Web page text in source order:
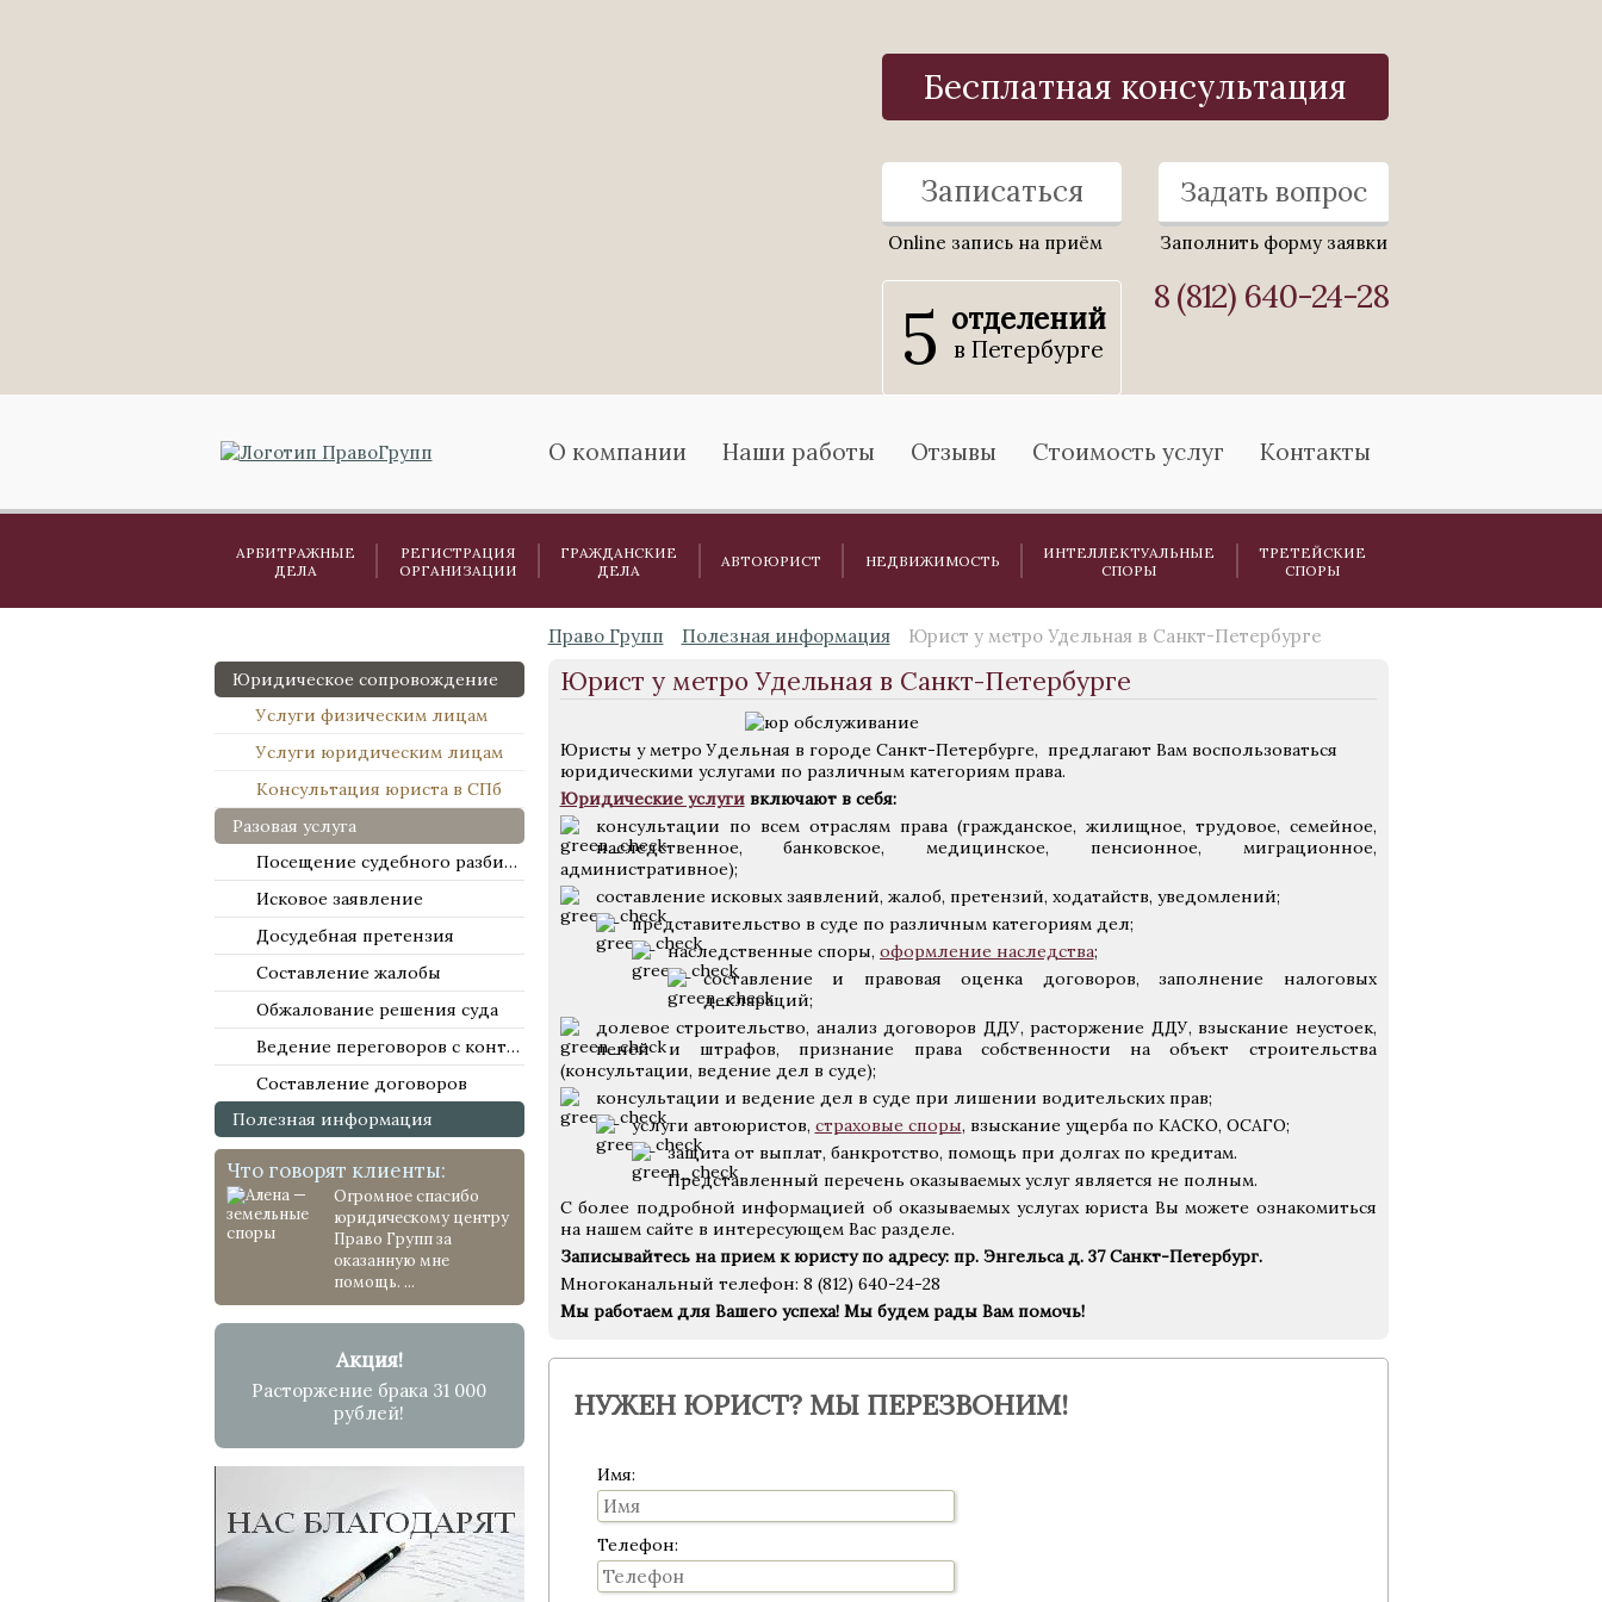
Бесплатная консультация
Записаться
Online запись на приём
Задать вопрос
Заполнить форму заявки
5 отделений
в Петербурге
8 (812) 640-24-28
О компании Наши работы Отзывы Стоимость услуг Контакты
АРБИТРАЖНЫЕ
ДЕЛА
РЕГИСТРАЦИЯ
ОРГАНИЗАЦИИ
ГРАЖДАНСКИЕ
ДЕЛА
АВТОЮРИСТ НЕДВИЖИМОСТЬ
ИНТЕЛЛЕКТУАЛЬНЫЕ
СПОРЫ
ТРЕТЕЙСКИЕ
СПОРЫ
Юридическое сопровождение
Услуги физическим лицам
Услуги юридическим лицам
Консультация юриста в СПб
Разовая услуга
Посещение судебного разбирательства
Исковое заявление
Досудебная претензия
Составление жалобы
Обжалование решения суда
Ведение переговоров с контрагентами
Составление договоров
Полезная информация
Что говорят клиенты:
Огромное спасибо
юридическому центру
Право Групп за
оказанную мне
помощь. ...
Акция!
Расторжение брака 31 000
рублей!
Право Групп Полезная информация Юрист у метро Удельная в Санкт-Петербурге
Юрист у метро Удельная в Санкт-Петербурге
Юристы у метро Удельная в городе Санкт-Петербурге, предлагают Вам воспользоваться
юридическими услугами по различным категориям права.
Юридические услугивключают в себя:
консультации по всем отраслям права (гражданское, жилищное, трудовое, семейное,
наследственное, банковское, медицинское, пенсионное, миграционное,
административное);
составление исковых заявлений, жалоб, претензий, ходатайств, уведомлений;
представительство в суде по различным категориям дел;
наследственные споры, оформление наследства;
составление и правовая оценка договоров, заполнение налоговых
деклараций;
долевое строительство, анализ договоров ДДУ, расторжение ДДУ, взыскание неустоек,
пеней и штрафов, признание права собственности на объект строительства
(консультации, ведение дел в суде);
консультации и ведение дел в суде при лишении водительских прав;
услуги автоюристов, страховые споры, взыскание ущерба по КАСКО, ОСАГО;
защита от выплат, банкротство, помощь при долгах по кредитам.
Представленный перечень оказываемых услуг является не полным.
С более подробной информацией об оказываемых услугах юриста Вы можете ознакомиться
на нашем сайте в интересующем Вас разделе.
Записывайтесь на прием к юристу по адресу: пр. Энгельса д. 37 Санкт-Петербург.
Многоканальный телефон: 8 (812) 640-24-28
Мы работаем для Вашего успеха! Мы будем рады Вам помочь!
НУЖЕН ЮРИСТ? МЫ ПЕРЕЗВОНИМ!
Имя:
Телефон: